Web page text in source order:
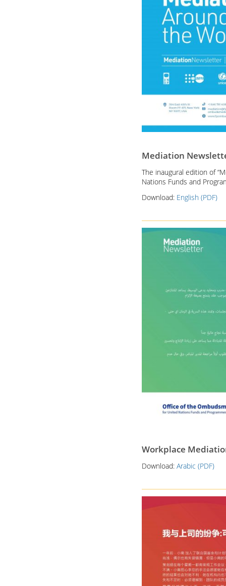
Mediation
The inaugural edition of
Nations Funds and
Download: English (PDF)
Workplace
Download:Arabic (PDF)